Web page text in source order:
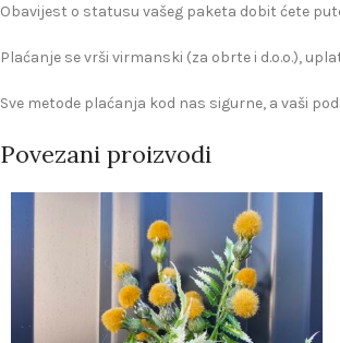
Obavijest o statusu vašeg paketa dobit ćete
Plaćanje se vrši virmanski (za obrte i d.o.o.),
Sve metode plaćanja kod nas sigurne, a vaši
Povezani proizvodi